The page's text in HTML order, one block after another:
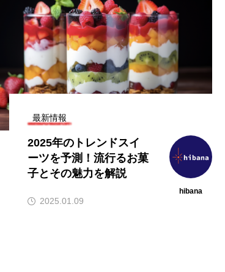
【hibana編集部注目！】飲食店経
営＆フードビジネス専用の商品・
サービス紹介｜2026年8月版
2026.08.07
最新情報
2025年のトレンドスイ
ーツを予測！流行るお菓
子とその魅力を解説
hibana
2025.01.09